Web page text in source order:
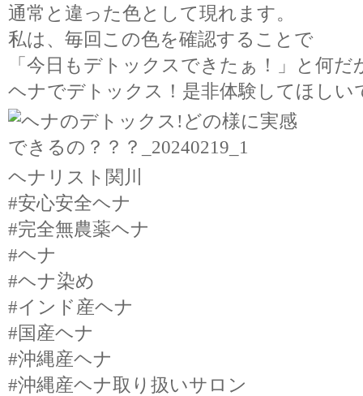
通常と違った色として現れます。
私は、毎回この色を確認することで
「今日もデトックスできたぁ！」と何だ
ヘナでデトックス！是非体験してほしい
ヘナリスト関川
#安心安全ヘナ
#完全無農薬ヘナ
#ヘナ
#ヘナ染め
#インド産ヘナ
#国産ヘナ
#沖縄産ヘナ
#沖縄産ヘナ取り扱いサロン